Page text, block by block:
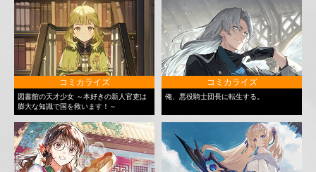
コミカライズ
図書館の天才少女 ～本好きの新人官吏は
膨大な知識で国を救います！～
コミカライズ
俺、悪役騎士団長に転生する。